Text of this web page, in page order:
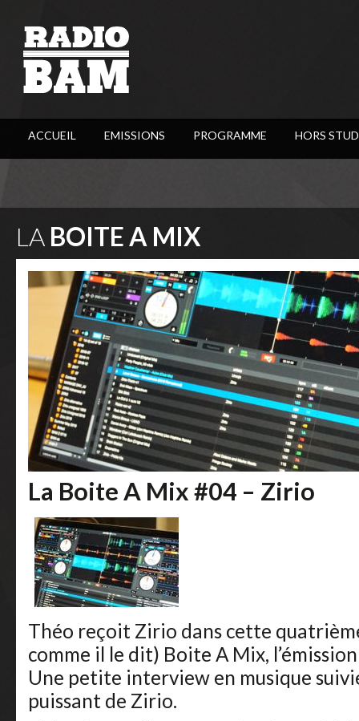
ACCUEIL EMISSIONS PROGRAMME HORS
LA BOITE A MIX
La Boite A Mix #04 – Zirio
Théo reçoit Zirio dans cette
comme il le dit) Boite A Mix,
Une petite interview en musique
puissant de Zirio.